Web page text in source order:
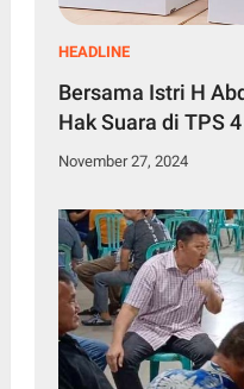
HEADLINE
Bersama Istri H
Hak Suara di TPS
November 27, 2024